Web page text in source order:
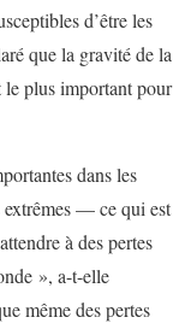
d’être les
que la gravité de la
le plus important pour
dans les
extrêmes — ce qui est
à des pertes
», a-t-elle
même des pertes